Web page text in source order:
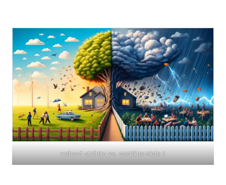
webová stránka vs. sociálne siete 1